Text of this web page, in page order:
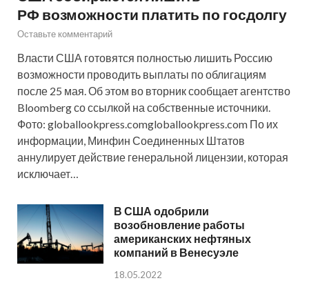
РФ возможности платить по госдолгу
Оставьте комментарий
Власти США готовятся полностью лишить Россию
возможности проводить выплаты по облигациям
после 25 мая. Об этом во вторник сообщает агентство
Bloomberg со ссылкой на собственные источники.
Фото: globallookpress.comgloballookpress.com По их
информации, Минфин Соединенных Штатов
аннулирует действие генеральной лицензии, которая
исключает…
В США одобрили
возобновление работы
американских нефтяных
компаний в Венесуэле
18.05.2022